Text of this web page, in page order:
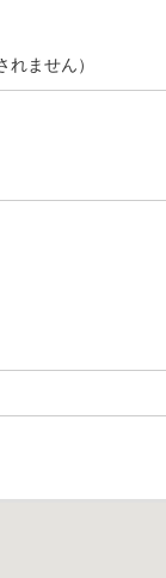
ません）